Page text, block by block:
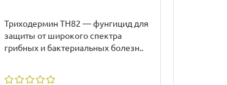
Триходермин ТН82 — фунгицид для
защиты от широкого спектра
грибных и бактериальных болезн..